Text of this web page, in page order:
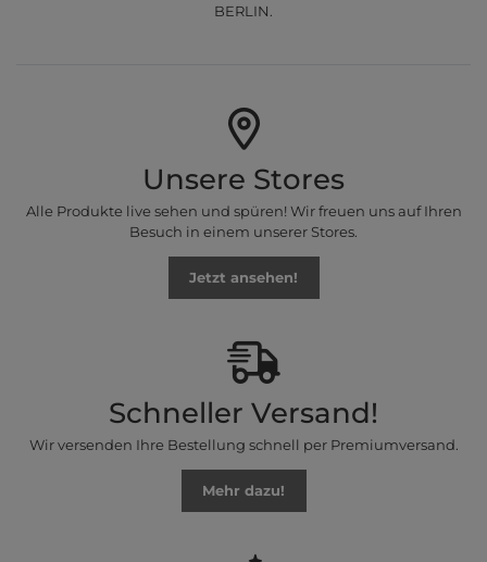
BERLIN.
Unsere Stores
Alle Produkte live sehen und spüren! Wir freuen uns auf Ihren
Besuch in einem unserer Stores.
Jetzt ansehen!
Schneller Versand!
Wir versenden Ihre Bestellung schnell per Premiumversand.
Mehr dazu!